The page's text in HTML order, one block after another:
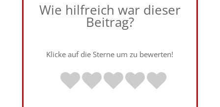
Wie hilfreich war dieser
Beitrag?
Klicke auf die Sterne um zu bewerten!